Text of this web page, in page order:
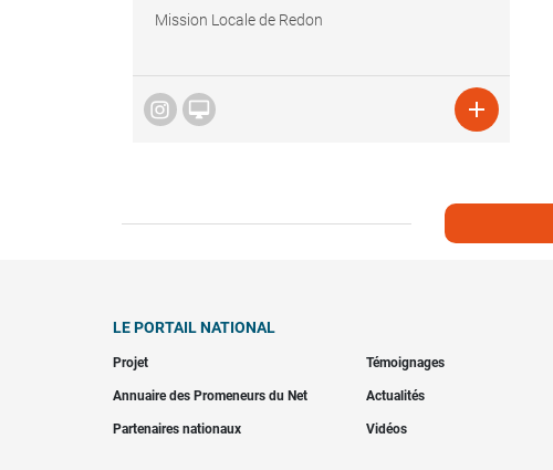
Mission Locale de Redon
 
LE PORTAIL NATIONAL
Projet Témoignages
Annuaire des Promeneurs du Net Actualités
Partenaires nationaux Vidéos